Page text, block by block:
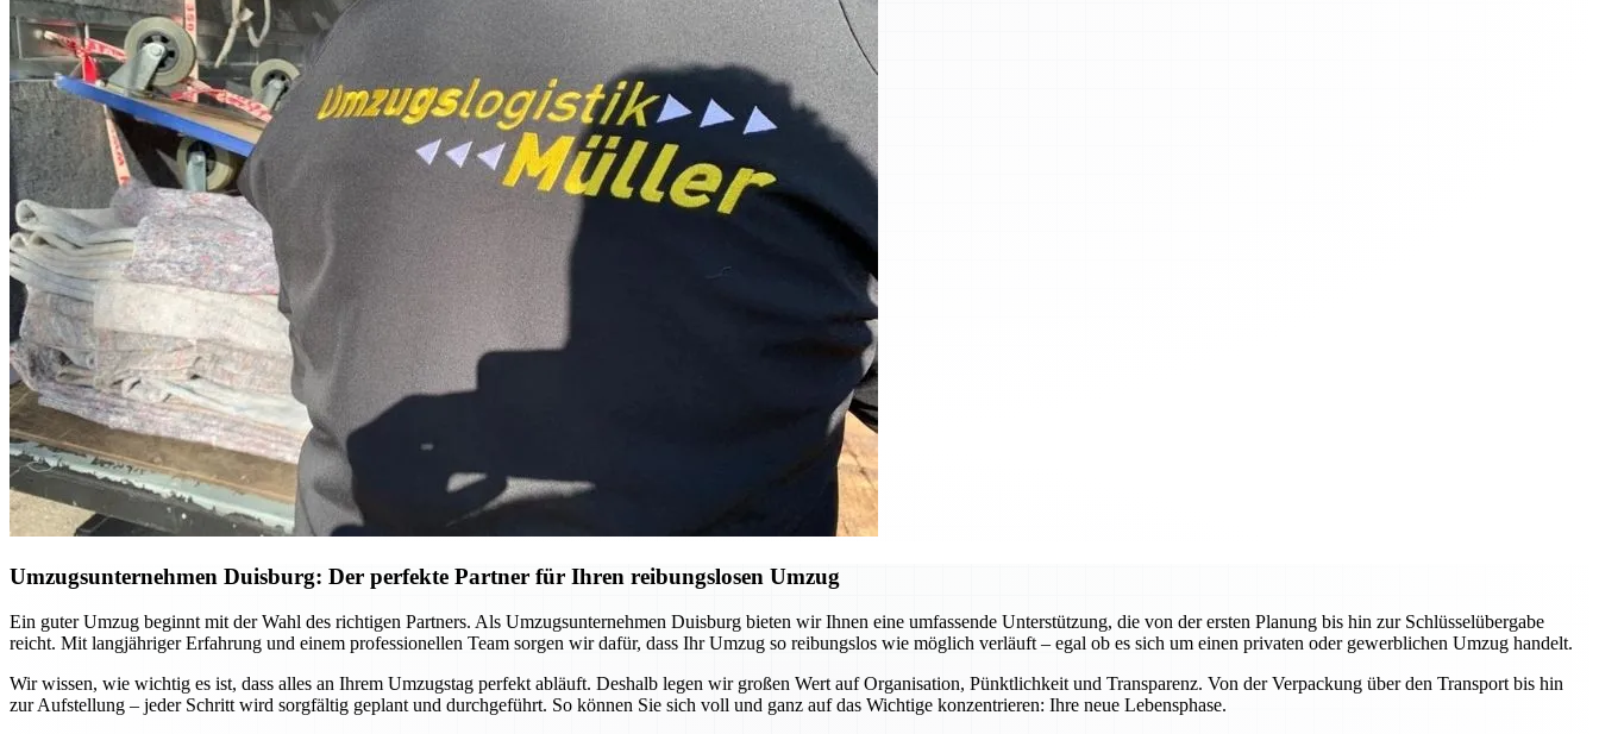
Umzugsunternehmen Duisburg: Der perfekte Partner für Ihren reibungslosen Umzug
Ein guter Umzug beginnt mit der Wahl des richtigen Partners. Als Umzugsunternehmen Duisburg bieten wir Ihnen eine umfassende Unterstützung, die von der ersten Planung bis hin zur Schlüsselübergabe
reicht. Mit langjähriger Erfahrung und einem professionellen Team sorgen wir dafür, dass Ihr Umzug so reibungslos wie möglich verläuft – egal ob es sich um einen privaten oder gewerblichen Umzug handelt.
Wir wissen, wie wichtig es ist, dass alles an Ihrem Umzugstag perfekt abläuft. Deshalb legen wir großen Wert auf Organisation, Pünktlichkeit und Transparenz. Von der Verpackung über den Transport bis hin
zur Aufstellung – jeder Schritt wird sorgfältig geplant und durchgeführt. So können Sie sich voll und ganz auf das Wichtige konzentrieren: Ihre neue Lebensphase.